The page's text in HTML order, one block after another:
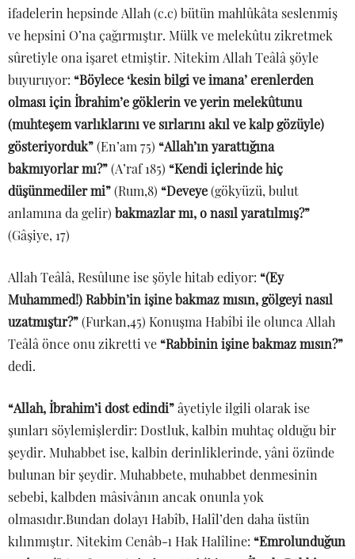
ifadelerin hepsinde Allah (c.c) bütün mahlûkâta seslenmiş
ve hepsini O’na çağırmıştır. Mülk ve melekûtu zikretmek
sûretiyle ona işaret etmiştir. Nitekim Allah Teâlâ şöyle
buyuruyor: “Böylece ‘kesin bilgi ve imana’ erenlerden
olması için İbrahim’e göklerin ve yerin melekûtunu
(muhteşem varlıklarını ve sırlarını akıl ve kalp gözüyle)
gösteriyorduk”(En’am 75) “Allah’ın yarattığına
bakmıyorlar mı?”(A’raf 185) “Kendi içlerinde hiç
düşünmediler mi”(Rum,8) “Deveye(gökyüzü, bulut
anlamına da gelir) bakmazlar mı, o nasıl yaratılmış?”
(Gâşiye, 17)
Allah Teâlâ, Resûlune ise şöyle hitab ediyor: “(Ey
Muhammed!) Rabbin’in işine bakmaz mısın, gölgeyi nasıl
uzatmıştır?”(Furkan,45) Konuşma Habîbi ile olunca Allah
Teâlâ önce onu zikretti ve “Rabbinin işine bakmaz mısın?”
dedi.
“Allah, İbrahim’i dost edindi”âyetiyle ilgili olarak ise
şunları söylemişlerdir: Dostluk, kalbin muhtaç olduğu bir
şeydir. Muhabbet ise, kalbin derinliklerinde, yâni özünde
bulunan bir şeydir. Muhabbete, muhabbet denmesinin
sebebi, kalbden mâsivânın ancak onunla yok
olmasıdır.Bundan dolayı Habîb, Halîl’den daha üstün
kılınmıştır. Nitekim Cenâb-ı Hak Halîline: “Emrolunduğun